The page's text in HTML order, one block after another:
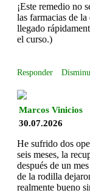
¡Este remedio no
las farmacias de
llegado
el curso.)
Responder
Marcos Vinicios
30.07.2026
He sufrido dos
seis meses, la
después de un
de la rodilla
realmente bueno